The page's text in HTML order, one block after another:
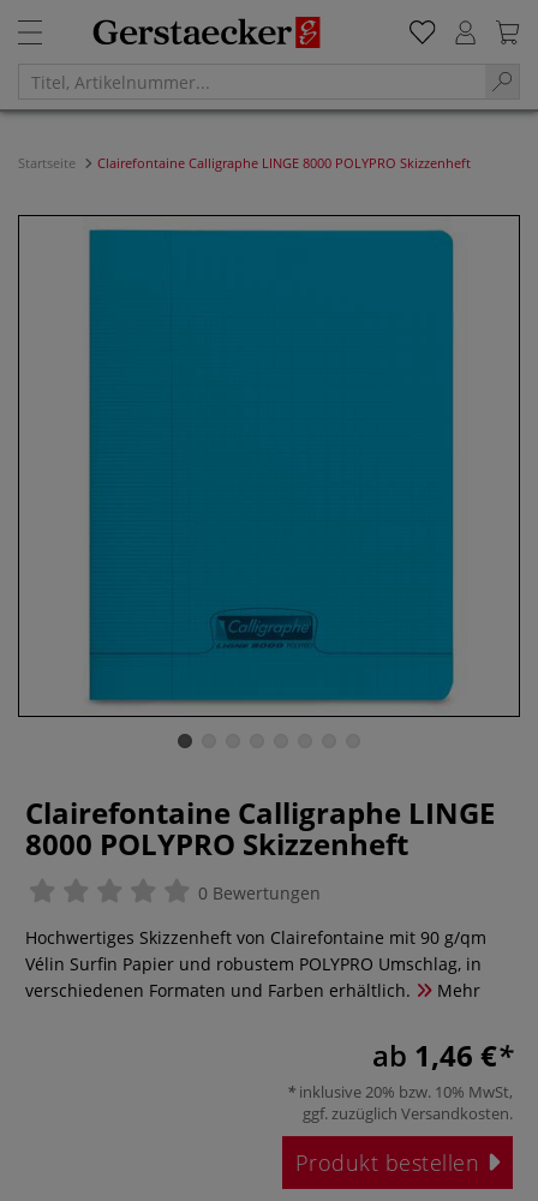
Startseite Clairefontaine Calligraphe LINGE 8000 POLYPRO Skizzenheft
Clairefontaine Calligraphe LINGE
8000 POLYPRO Skizzenheft
0 Bewertungen
Hochwertiges Skizzenheft von Clairefontaine mit 90 g/qm
Vélin Surfin Papier und robustem POLYPRO Umschlag, in
verschiedenen Formaten und Farben erhältlich.
Mehr
ab 1,46 €
inklusive 20% bzw. 10% MwSt,
ggf. zuzüglich Versandkosten.
Produkt bestellen